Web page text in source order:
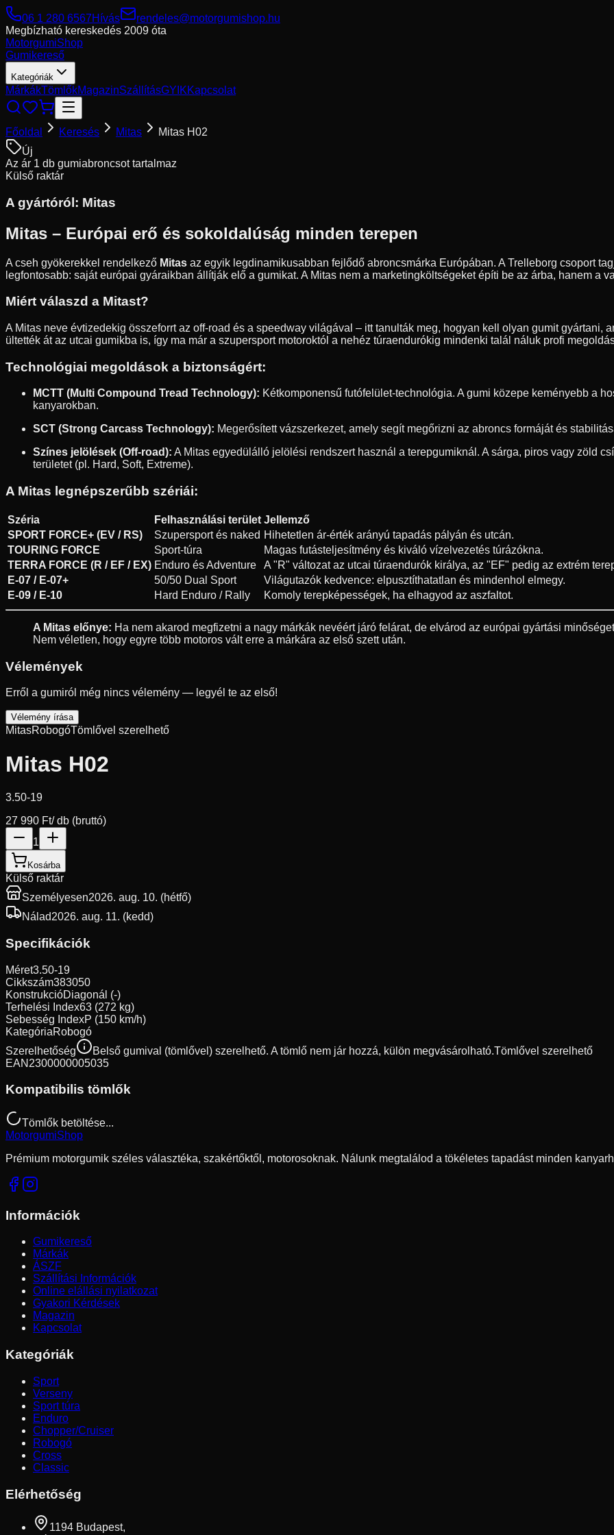
06 1 280 6567Hívás
rendeles@motorgumishop.hu
Megbízható kereskedés 2009 óta
MotorgumiShop
Gumikereső
Kategóriák
MárkákTömlőkMagazinSzállításGYIKKapcsolat
Főoldal Keresés Mitas
Mitas H02
Új
Az ár 1 db gumiabroncsot tartalmaz
Külső raktár
A gyártóról: Mitas
Mitas – Európai erő és sokoldalúság minden terepen
A cseh gyökerekkel rendelkező Mitas az egyik legdinamikusabban fejlődő abroncsmárka Európában. A Trelleborg csoport
legfontosabb: saját európai gyáraikban állítják elő a gumikat. A Mitas nem a marketingköltségeket építi be az árba, hanem a
Miért válaszd a Mitast?
A Mitas neve évtizedekig összeforrt az off-road és a speedway világával – itt tanulták meg, hogyan kell olyan gumit gyártani,
ültették át az utcai gumikba is, így ma már a szupersport motoroktól a nehéz túraendurókig mindenki talál náluk profi
Technológiai megoldások a biztonságért:
MCTT (Multi Compound Tread Technology): Kétkomponensű futófelület-technológia. A gumi közepe keményebb a
kanyarokban.
SCT (Strong Carcass Technology): Megerősített vázszerkezet, amely segít megőrizni az abroncs formáját és
Színes jelölések (Off-road): A Mitas egyedülálló jelölési rendszert használ a terepgumiknál. A sárga, piros vagy zöld
területet (pl. Hard, Soft, Extreme).
A Mitas legnépszerűbb szériái:
Széria Felhasználási terület Jellemző
SPORT FORCE+ (EV / RS)
Szupersport és naked Hihetetlen ár-érték arányú tapadás pályán és utcán.
TOURING FORCE
Sport-túra
Magas futásteljesítmény és kiváló vízelvezetés túrázókna.
TERRA FORCE (R / EF / EX) Enduro és Adventure
A "R" változat az utcai túraendurók királya, az "EF" pedig az extrém
E-07 / E-07+
50/50 Dual Sport
Világutazók kedvence: elpusztíthatatlan és mindenhol elmegy.
E-09 / E-10
Hard Enduro / Rally Komoly terepképességek, ha elhagyod az aszfaltot.
A Mitas előnye: Ha nem akarod megfizetni a nagy márkák nevéért járó felárat, de elvárod az európai gyártási
Nem véletlen, hogy egyre több motoros vált erre a márkára az első szett után.
Vélemények
Erről a gumiról még nincs vélemény — legyél te az első!
Vélemény írása
MitasRobogóTömlővel szerelhető
Mitas H02
3.50-19
27 990 Ft/ db (bruttó)
1
Kosárba
Külső raktár
Személyesen2026. aug. 10. (hétfő)
Nálad2026. aug. 11. (kedd)
Specifikációk
Méret3.50-19
Cikkszám383050
KonstrukcióDiagonál (-)
Terhelési Index63 (272 kg)
Sebesség IndexP (150 km/h)
KategóriaRobogó
Szerelhetőség
Belső gumival (tömlővel) szerelhető. A tömlő nem jár hozzá, külön megvásárolható.Tömlővel szerelhető
EAN 2300000005035
Kompatibilis tömlők
Tömlők betöltése...
MotorgumiShop
Prémium motorgumik széles választéka, szakértőktől, motorosoknak. Nálunk megtalálod a tökéletes tapadást minden
Információk
Gumikereső
Márkák
ÁSZF
Szállítási Információk
Online elállási nyilatkozat
Gyakori Kérdések
Magazin
Kapcsolat
Kategóriák
Sport
Verseny
Sport túra
Enduro
Chopper/Cruiser
Robogó
Cross
Classic
Elérhetőség
1194 Budapest,